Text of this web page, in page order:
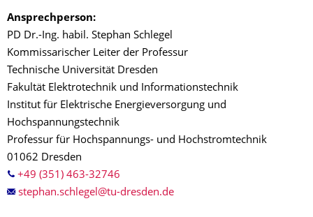
Ansprechperson:
PD Dr.-Ing. habil. Stephan Schlegel
Kommissarischer Leiter der Professur
Technische Universität Dresden
Fakultät Elektrotechnik und Informationstechnik
Institut für Elektrische Energieversorgung und
Hochspannungstechnik
Professur für Hochspannungs- und Hochstromtechnik
01062 Dresden
+49 (351) 463-32746